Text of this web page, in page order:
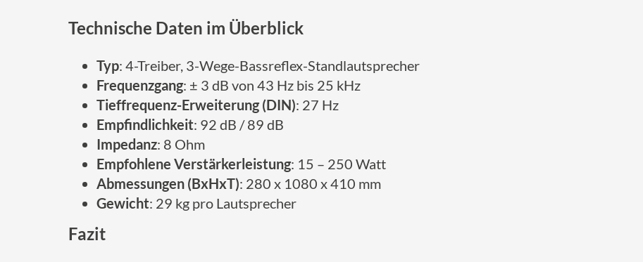
Technische Daten im Überblick
Typ: 4-Treiber, 3-Wege-Bassreflex-Standlautsprecher
Frequenzgang: ± 3 dB von 43 Hz bis 25 kHz
Tieffrequenz-Erweiterung (DIN): 27 Hz
Empfindlichkeit: 92 dB / 89 dB
Impedanz: 8 Ohm
Empfohlene Verstärkerleistung: 15 – 250 Watt
Abmessungen (BxHxT): 280 x 1080 x 410 mm
Gewicht: 29 kg pro Lautsprecher
Fazit